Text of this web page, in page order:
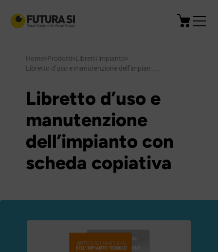
Home>Prodotti>Libretti impianto>
Libretto d’uso e manutenzione dell’impianto con scheda copiativa
Libretto d’uso e
manutenzione
dell’impianto con
scheda copiativa